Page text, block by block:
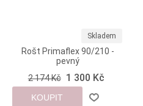
Skladem
Rošt Primaflex 90/210 -
pevný
2 174 Kč 1 300 Kč
KOUPIT